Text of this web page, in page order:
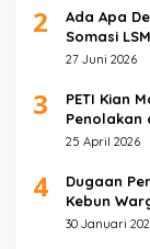
2
Ada Apa
Somasi
27 Juni 2026
3
PETI Kian
Penolakan
Bencana
25 April 2026
4
Dugaan
Kebun
30 Januari